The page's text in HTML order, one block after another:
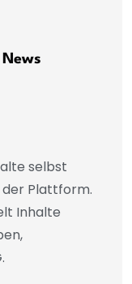
selbst
Plattform.
Inhalte